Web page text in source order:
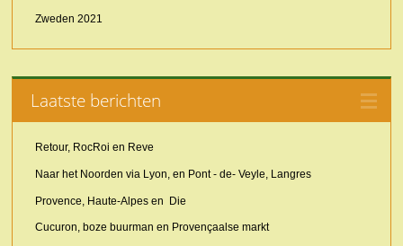
Zweden 2021
Laatste berichten
Retour, RocRoi en Reve
Naar het Noorden via Lyon, en Pont - de- Veyle, Langres
Provence, Haute-Alpes en Die
Cucuron, boze buurman en Provençaalse markt